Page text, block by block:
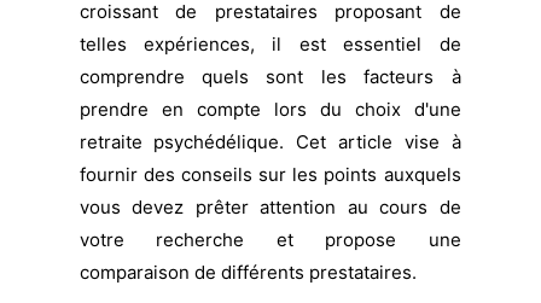
croissant de prestataires proposant de
telles expériences, il est essentiel de
comprendre quels sont les facteurs à
prendre en compte lors du choix d'une
retraite psychédélique. Cet article vise à
fournir des conseils sur les points auxquels
vous devez prêter attention au cours de
votre recherche et propose une
comparaison de différents prestataires.